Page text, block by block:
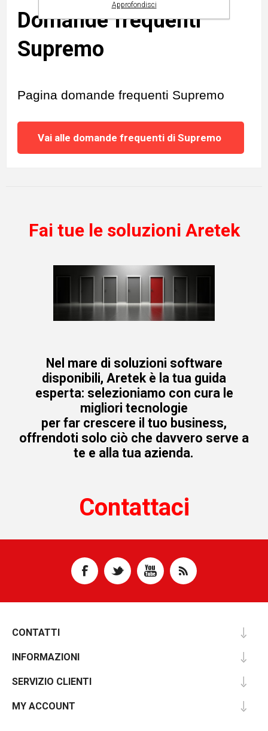
Domande frequenti
Supremo
Pagina domande frequenti Supremo
Vai alle domande frequenti di Supremo
Fai tue le soluzioni Aretek
Nel mare di soluzioni software
disponibili, Aretek è la tua guida
esperta: selezioniamo con cura le
migliori tecnologie
per far crescere il tuo business,
offrendoti solo ciò che davvero serve a
te e alla tua azienda.
Contattaci
CONTATTI
INFORMAZIONI
SERVIZIO CLIENTI
MY ACCOUNT
Approfondisci